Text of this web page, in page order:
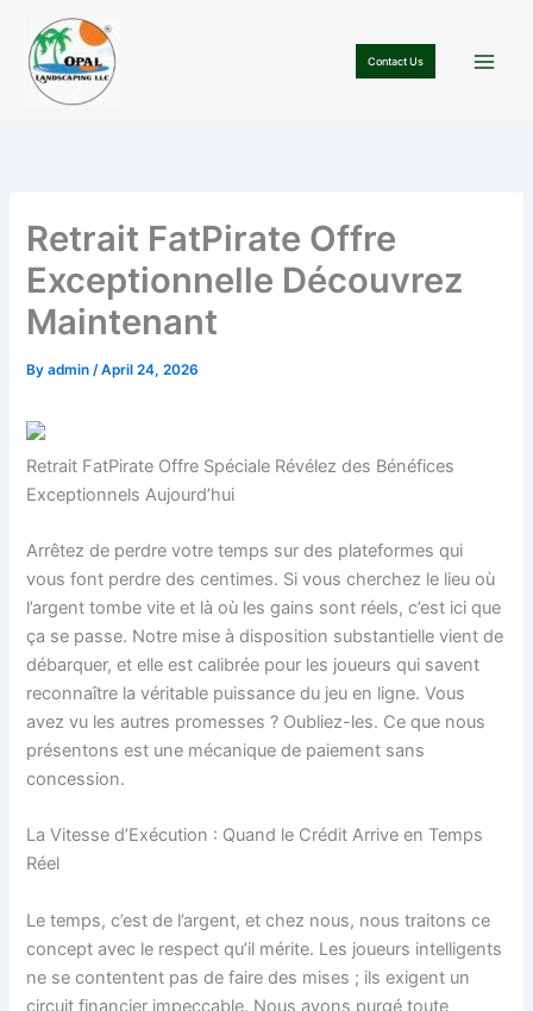
content
Contact Us
Retrait FatPirate Offre
Exceptionnelle Découvrez
Maintenant
Byadmin/April 24, 2026
Retrait FatPirate Offre Spéciale Révélez des Bénéfices
Exceptionnels Aujourd’hui
Arrêtez de perdre votre temps sur des plateformes qui
vous font perdre des centimes. Si vous cherchez le lieu où
l’argent tombe vite et là où les gains sont réels, c’est ici que
ça se passe. Notre mise à disposition substantielle vient de
débarquer, et elle est calibrée pour les joueurs qui savent
reconnaître la véritable puissance du jeu en ligne. Vous
avez vu les autres promesses ? Oubliez-les. Ce que nous
présentons est une mécanique de paiement sans
concession.
La Vitesse d’Exécution : Quand le Crédit Arrive en Temps
Réel
Le temps, c’est de l’argent, et chez nous, nous traitons ce
concept avec le respect qu’il mérite. Les joueurs intelligents
ne se contentent pas de faire des mises ; ils exigent un
circuit financier impeccable. Nous avons purgé toute